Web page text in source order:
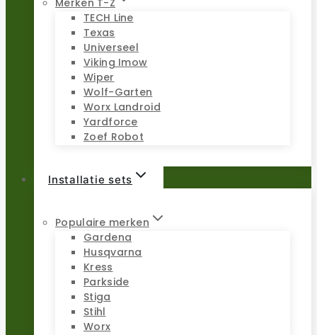
Merken T-Z
TECH Line
Texas
Universeel
Viking Imow
Wiper
Wolf-Garten
Worx Landroid
Yardforce
Zoef Robot
Installatie sets
Populaire merken
Gardena
Husqvarna
Kress
Parkside
Stiga
Stihl
Worx